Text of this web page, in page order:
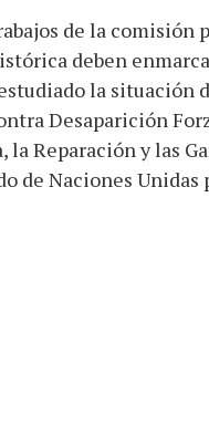
de la comisión
deben
la situación
Desaparición
la Reparación y las
de Naciones Unidas